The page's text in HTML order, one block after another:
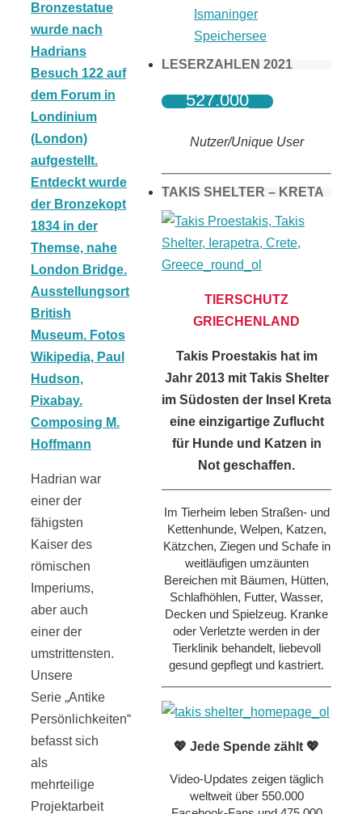
Hadrian war
einer der
fähigsten
Kaiser des
römischen
Imperiums,
aber auch
einer der
umstrittensten.
Unsere
Serie „Antike
Persönlichkeiten“
befasst sich
als
mehrteilige
Projektarbeit
Ismaninger
Speichersee
LESERZAHLEN 2021
527.000
Nutzer/Unique User
TAKIS SHELTER – KRETA
TIERSCHUTZ
GRIECHENLAND
Takis Proestakis hat im
Jahr 2013 mit Takis Shelter
im Südosten der Insel Kreta
eine einzigartige Zuflucht
für Hunde und Katzen in
Not geschaffen.
Im Tierheim leben Straßen- und
Kettenhunde, Welpen, Katzen,
Kätzchen, Ziegen und Schafe in
weitläufigen umzäunten
Bereichen mit Bäumen, Hütten,
Schlafhöhlen, Futter, Wasser,
Decken und Spielzeug. Kranke
oder Verletzte werden in der
Tierklinik behandelt, liebevoll
gesund gepflegt und kastriert.
💖 Jede Spende zählt 💖
Video-Updates zeigen täglich
weltweit über 550.000